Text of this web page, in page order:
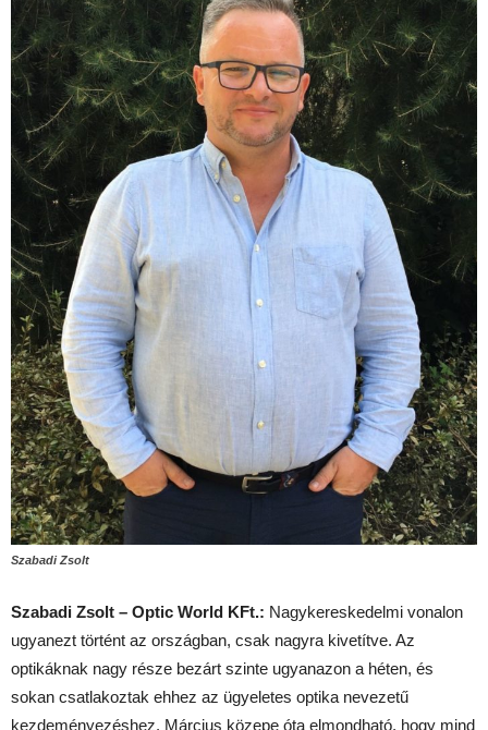
Szabadi Zsolt
Szabadi Zsolt – Optic World KFt.: Nagykereskedelmi vonalon
ugyanezt történt az országban, csak nagyra kivetítve. Az
optikáknak nagy része bezárt szinte ugyanazon a héten, és
sokan csatlakoztak ehhez az ügyeletes optika nevezetű
kezdeményezéshez. Március közepe óta elmondható, hogy mind